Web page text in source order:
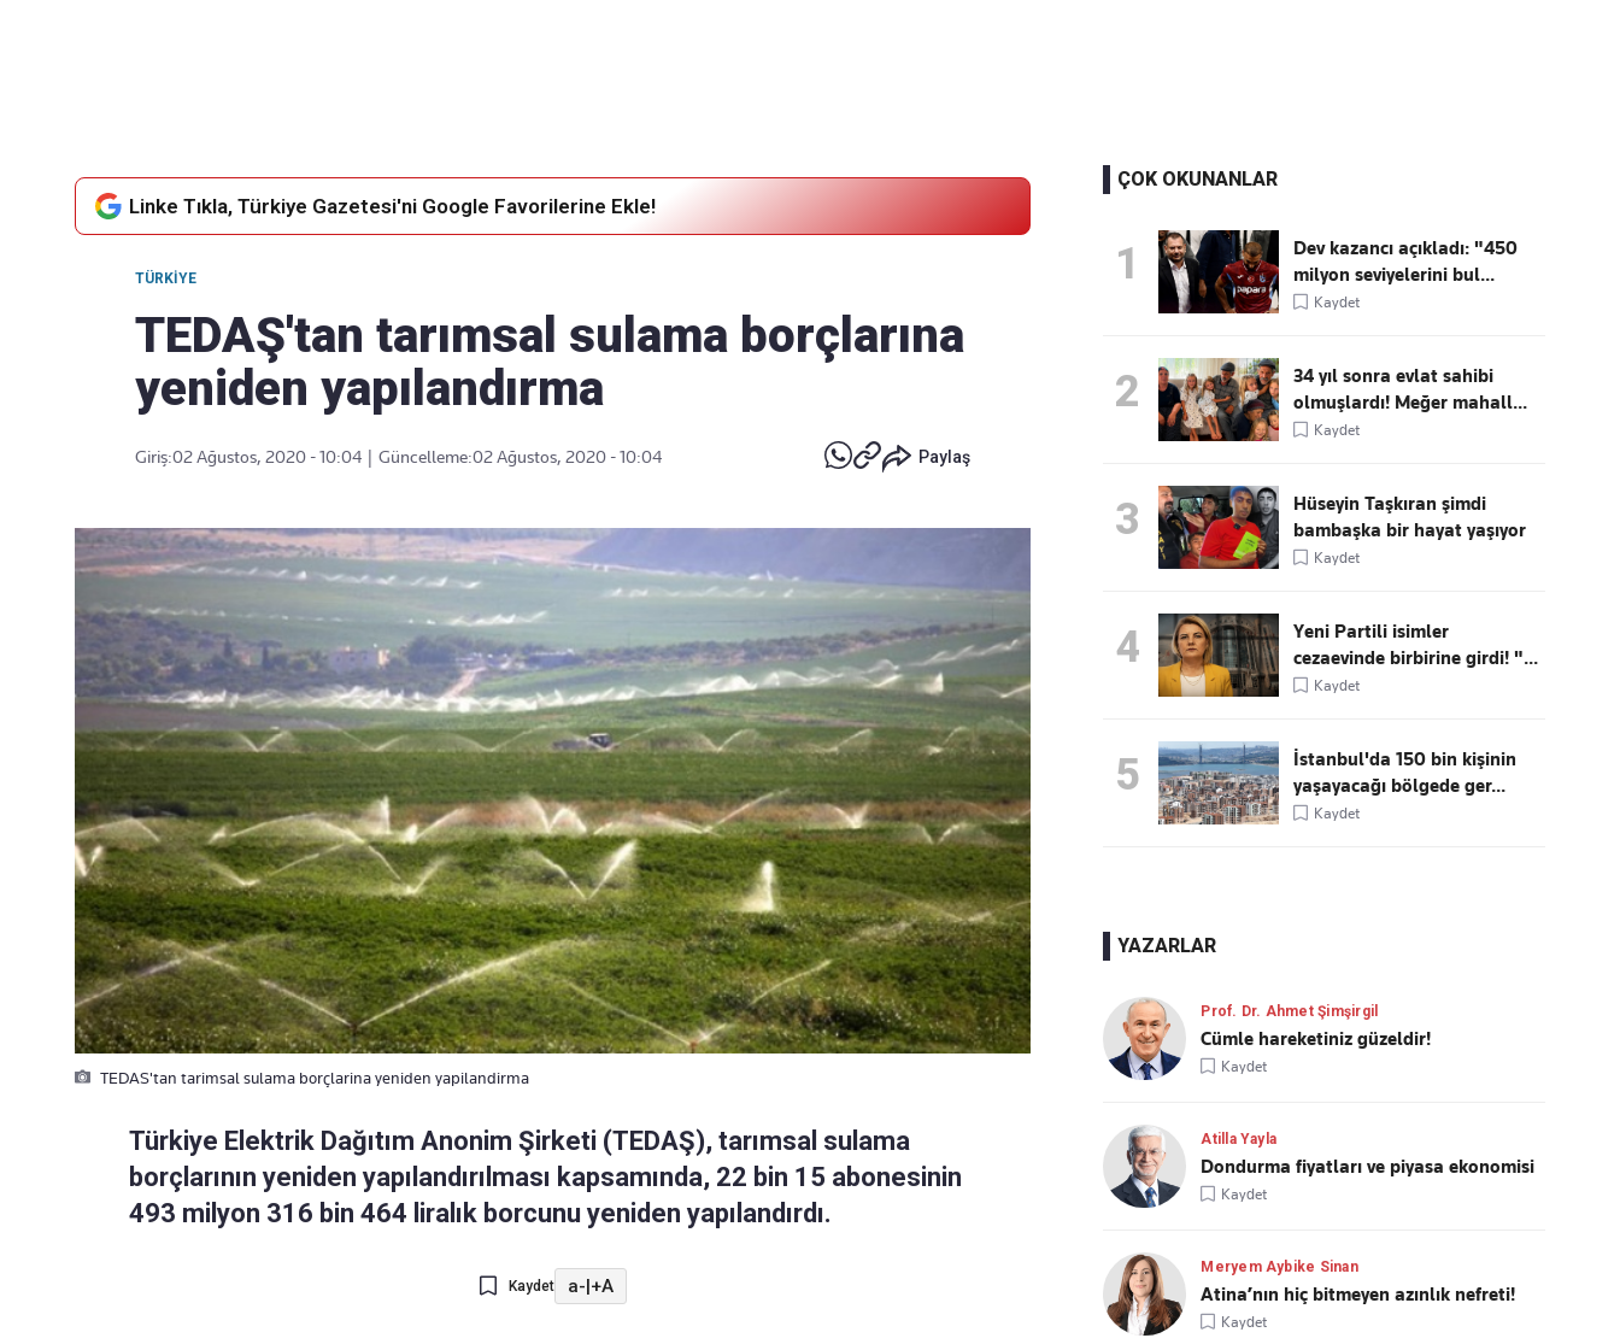
Linke Tıkla, Türkiye Gazetesi'ni Google Favorilerine Ekle!
TÜRKIYE
TEDAŞ'tan tarımsal sulama borçlarına
yeniden yapılandırma
Giriş:02 Ağustos, 2020 - 10:04 Güncelleme:02 Ağustos, 2020 - 10:04 Paylaş
TEDAS'tan tarimsal sulama borçlarina yeniden yapilandirma
Türkiye Elektrik Dağıtım Anonim Şirketi (TEDAŞ), tarımsal sulama
borçlarının yeniden yapılandırılması kapsamında, 22 bin 15 abonesinin
493 milyon 316 bin 464 liralık borcunu yeniden yapılandırdı.
Kaydet a-|+A
ÇOK OKUNANLAR
1
Dev kazancı açıkladı: "450
milyon seviyelerini bul...
Kaydet
2
34 yıl sonra evlat sahibi
olmuşlardı! Meğer mahall...
Kaydet
3
Hüseyin Taşkıran şimdi
bambaşka bir hayat yaşıyor
Kaydet
4
Yeni Partili isimler
cezaevinde birbirine girdi! "...
Kaydet
5
İstanbul'da 150 bin kişinin
yaşayacağı bölgede ger...
Kaydet
YAZARLAR
Prof. Dr. Ahmet Şimşirgil
Cümle hareketiniz güzeldir!
Kaydet
Atilla Yayla
Dondurma fiyatları ve piyasa ekonomisi
Kaydet
Meryem Aybike Sinan
Atina’nın hiç bitmeyen azınlık nefreti!
Kaydet